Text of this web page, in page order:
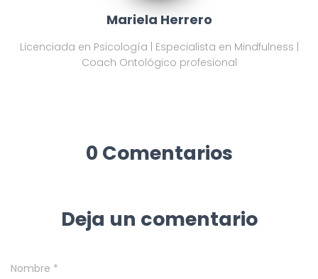
Mariela Herrero
Licenciada en Psicología | Especialista en Mindfulness |
Coach Ontológico profesional
0 Comentarios
Deja un comentario
Nombre *